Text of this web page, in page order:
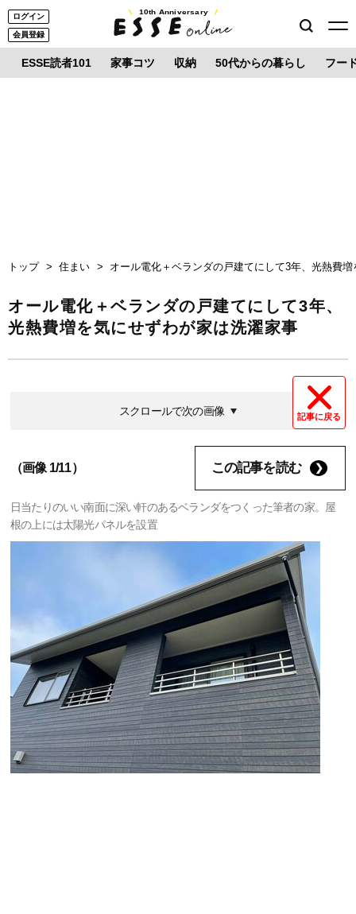
ログイン
会員登録
10th Anniversary
ESSE読者101 家事コツ 収納 50代からの暮らし フー
トップ 住まい オール電化＋ベランダの戸建てにして3年、光熱費
オール電化＋ベランダの戸建てにして3年、
光熱費増を気にせずわが家は洗濯家事
記事に戻る
スクロールで次の画像
（画像 1/11） この記事を読む
日当たりのいい南面に深い軒のあるベランダをつくった筆者の家。屋
根の上には太陽光パネルを設置